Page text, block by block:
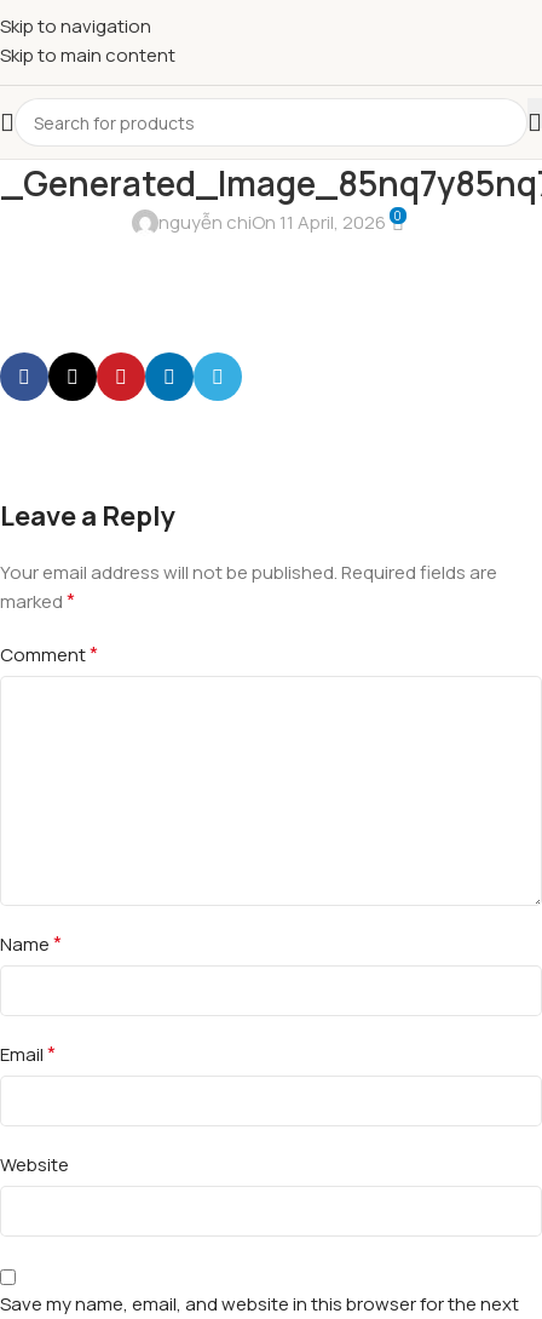
Skip to navigation
Skip to main content
nguyễn chiOn 11 April, 2026 0
Leave a Reply
Your email address will not be published.Required fields are
marked*
Comment*
Name*
Email*
Website
Save my name, email, and website in this browser for the next